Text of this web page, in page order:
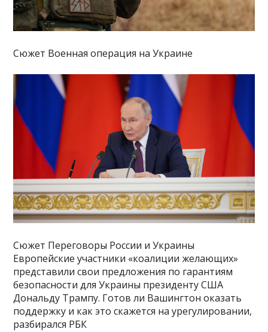
Сюжет Военная операция на Украине
Сюжет Переговоры России и Украины
Европейские участники «коалиции желающих»
представили свои предложения по гарантиям
безопасности для Украины президенту США
Дональду Трампу. Готов ли Вашингтон оказать
поддержку и как это скажется на урегулировании,
разбирался РБК